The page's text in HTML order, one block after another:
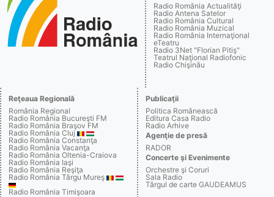
Radio România Actualităţi
Radio Antena Satelor
Radio România Cultural
Radio România Muzical
Radio România Internaţional
eTeatru
Radio 3Net "Florian Pitiş"
Teatrul Naţional Radiofonic
Radio Chişinău
Reţeaua Regională
România Regional
Radio România Bucureşti FM
Radio România Braşov FM
Radio România Cluj
Radio România Constanţa
Radio România Vacanţa
Radio România Oltenia-Craiova
Radio România Iaşi
Radio România Reşiţa
Radio România Târgu Mureş
Radio România Timişoara
Publicaţii
Politica Românească
Editura Casa Radio
Radio Arhive
Agenţie de presă
RADOR
Concerte şi Evenimente
Orchestre şi Coruri
Sala Radio
Târgul de carte GAUDEAMUS